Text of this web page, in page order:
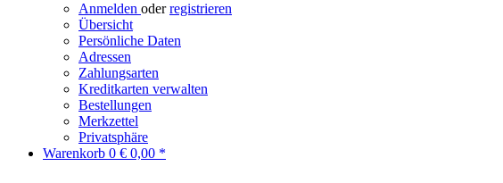
Anmelden oderregistrieren
Übersicht
Persönliche Daten
Adressen
Zahlungsarten
Kreditkarten verwalten
Bestellungen
Merkzettel
Privatsphäre
Warenkorb 0 € 0,00 *